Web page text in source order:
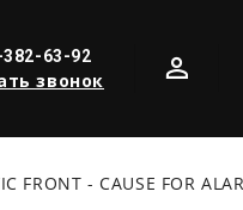
382-63-92
звонок
FRONT - CAUSE FOR